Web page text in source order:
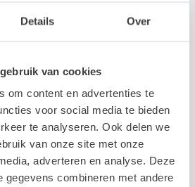
Details Over
van cookies
om content en advertenties te
voor social media te bieden
te analyseren. Ook delen we
van onze site met onze
adverteren en analyse. Deze
gegevens combineren met andere